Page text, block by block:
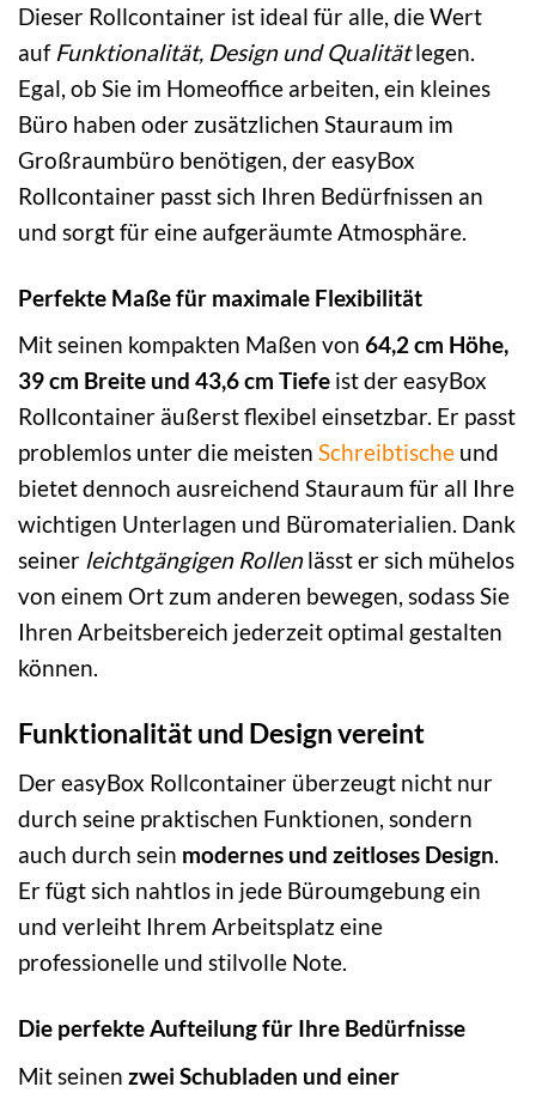
Dieser Rollcontainer ist ideal für alle, die Wert
auf Funktionalität, Design und Qualitätlegen.
Egal, ob Sie im Homeoffice arbeiten, ein kleines
Büro haben oder zusätzlichen Stauraum im
Großraumbüro benötigen, der easyBox
Rollcontainer passt sich Ihren Bedürfnissen an
und sorgt für eine aufgeräumte Atmosphäre.
Perfekte Maße für maximale Flexibilität
Mit seinen kompakten Maßen von 64,2 cm Höhe,
39 cm Breite und 43,6 cm Tiefe ist der easyBox
Rollcontainer äußerst flexibel einsetzbar. Er passt
problemlos unter die meisten Schreibtische und
bietet dennoch ausreichend Stauraum für all Ihre
wichtigen Unterlagen und Büromaterialien. Dank
seiner leichtgängigen Rollenlässt er sich mühelos
von einem Ort zum anderen bewegen, sodass Sie
Ihren Arbeitsbereich jederzeit optimal gestalten
können.
Funktionalität und Design vereint
Der easyBox Rollcontainer überzeugt nicht nur
durch seine praktischen Funktionen, sondern
auch durch sein modernes und zeitloses Design.
Er fügt sich nahtlos in jede Büroumgebung ein
und verleiht Ihrem Arbeitsplatz eine
professionelle und stilvolle Note.
Die perfekte Aufteilung für Ihre Bedürfnisse
Mit seinen zwei Schubladen und einer